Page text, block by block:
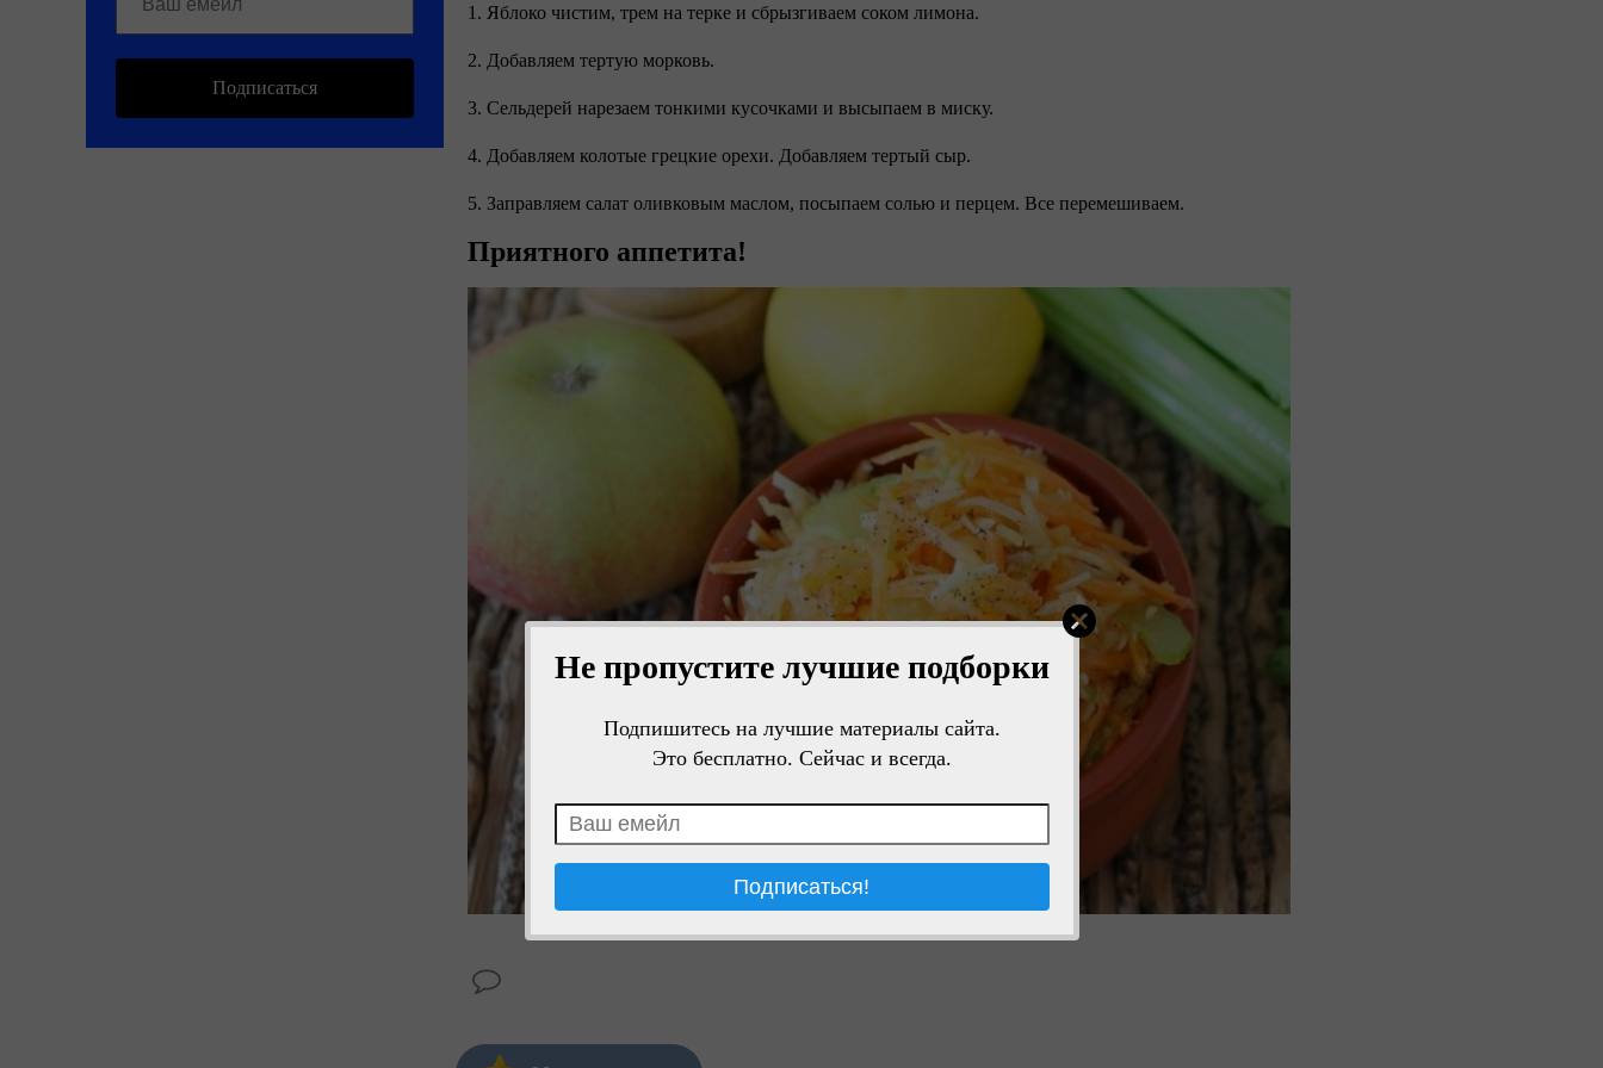
Не пропустите лучшие подборки
Подпишитесь на лучшие материалы сайта.
Это бесплатно. Сейчас и всегда.
Подписаться
1. Яблоко чистим, трем на терке и сбрызгиваем соком лимона.
2. Добавляем тертую морковь.
3. Сельдерей нарезаем тонкими кусочками и высыпаем в миску.
4. Добавляем колотые грецкие орехи. Добавляем тертый сыр.
5. Заправляем салат оливковым маслом, посыпаем солью и перцем. Все перемешиваем.
Приятного аппетита!